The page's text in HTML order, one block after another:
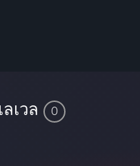
เลเวล 0